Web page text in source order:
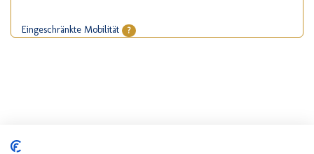
Eingeschränkte Mobilität ?